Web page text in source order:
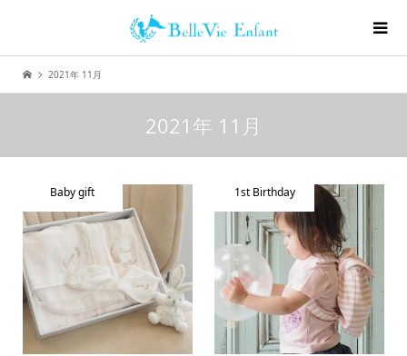
2021年 11月
2021年 11月
Baby gift 1st Birthday